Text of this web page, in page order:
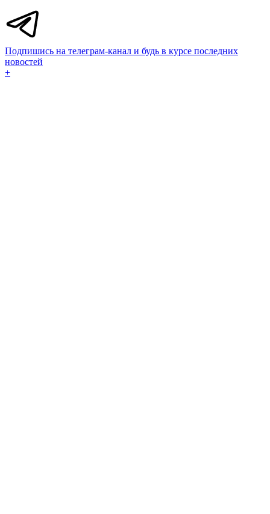
Подпишись на телеграм-канал и будь в курсе последних
новостей
+